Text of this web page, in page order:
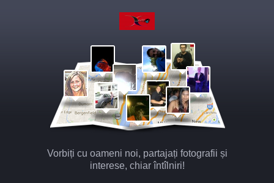
Vorbiți cu oameni noi, partajați fotografii și
interese, chiar întîlniri!